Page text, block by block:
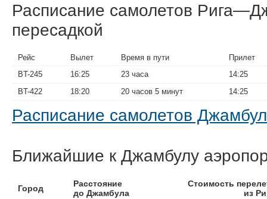
Расписание самолетов
пересадкой
Рейс Вылет Время в пути
Прилет
BT-245
16:25 23 часа
14:25
BT-422
18:20 20 часов 5 минут 14:25
Расписание самолетов
Ближайшие к Джамбулу
Город
Расстояние
до Джамбула
Стоимость
из